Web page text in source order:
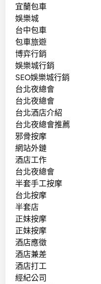
宜蘭包車
娛樂城
台中包車
包車旅遊
博弈行銷
娛樂城行銷
SEO娛樂城行銷
台北夜總會
台北夜總會
台北酒店介紹
台北夜總會推薦
邪骨按摩
網站外鏈
酒店工作
台北夜總會
半套手工按摩
台北按摩
半套店
正妹按摩
正妹按摩
酒店應徵
酒店兼差
酒店打工
經紀公司